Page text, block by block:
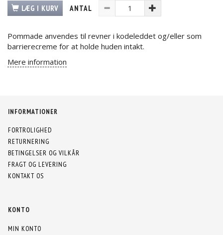
LÆG I KURV ANTAL
Pommade anvendes til revner i kodeleddet og/eller som
barrierecreme for at holde huden intakt.
Mere information
INFORMATIONER
FORTROLIGHED
RETURNERING
BETINGELSER OG VILKÅR
FRAGT OG LEVERING
KONTAKT OS
KONTO
MIN KONTO